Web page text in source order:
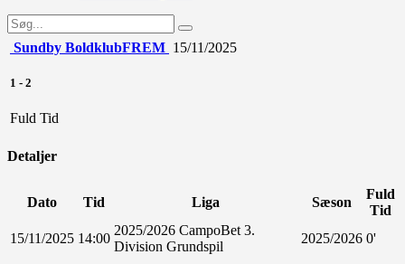
Sundby BoldklubFREM 15/11/2025
1 - 2
Fuld Tid
Detaljer
Dato Tid Liga Sæson
Fuld
Tid
15/11/2025 14:00
2025/2026 CampoBet 3.
Division Grundspil
2025/2026 0'